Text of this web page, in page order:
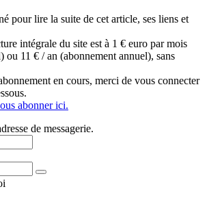
pour lire la suite de cet article, ses liens et
intégrale du site est à 1 € euro par mois
ou 11 € / an (abonnement annuel), sans
en cours, merci de vous connecter
abonner ici.
de messagerie.